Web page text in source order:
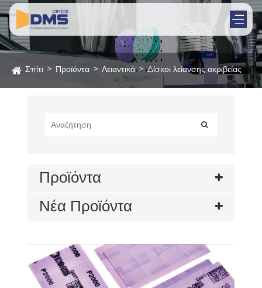
Σπίτι Προϊόντα Λειαντικά Δίσκοι λείανσης ακριβείας
Προϊόντα
Νέα Προϊόντα